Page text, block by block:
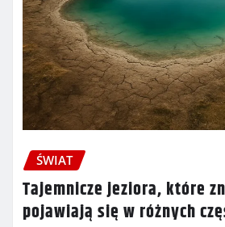
ŚWIAT
Tajemnicze jeziora, które
pojawiają się w różnych